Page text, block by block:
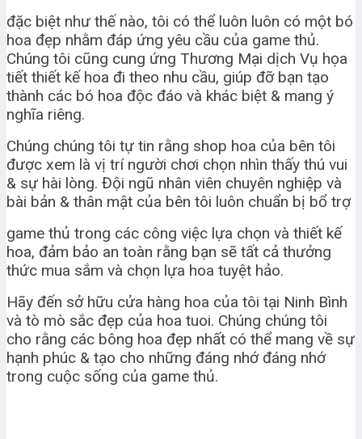
đặc biệt như thế nào, tôi có thể luôn luôn có một bó
hoa đẹp nhằm đáp ứng yêu cầu của game thủ.
Chúng tôi cũng cung ứng Thương Mại dịch Vụ họa
tiết thiết kế hoa đi theo nhu cầu, giúp đỡ bạn tạo
thành các bó hoa độc đáo và khác biệt & mang ý
nghĩa riêng.
Chúng chúng tôi tự tin rằng shop hoa của bên tôi
được xem là vị trí người chơi chọn nhìn thấy thú vui
& sự hài lòng. Đội ngũ nhân viên chuyên nghiệp và
bài bản & thân mật của bên tôi luôn chuẩn bị bổ trợ
game thủ trong các công việc lựa chọn và thiết kế
hoa, đảm bảo an toàn rằng bạn sẽ tất cả thưởng
thức mua sắm và chọn lựa hoa tuyệt hảo.
Hãy đến sở hữu cửa hàng hoa của tôi tại Ninh Bình
và tò mò sắc đẹp của hoa tuoi. Chúng chúng tôi
cho rằng các bông hoa đẹp nhất có thể mang về sự
hạnh phúc & tạo cho những đáng nhớ đáng nhớ
trong cuộc sống của game thủ.